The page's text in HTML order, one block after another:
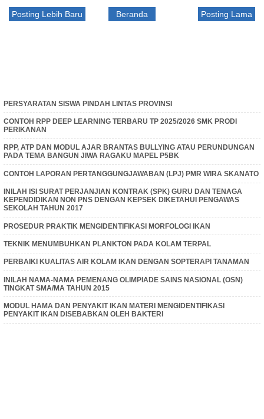
Posting Lebih Baru Posting Lama
Beranda
PERSYARATAN SISWA PINDAH LINTAS PROVINSI
CONTOH RPP DEEP LEARNING TERBARU TP 2025/2026 SMK PRODI
PERIKANAN
RPP, ATP DAN MODUL AJAR BRANTAS BULLYING ATAU PERUNDUNGAN
PADA TEMA BANGUN JIWA RAGAKU MAPEL P5BK
CONTOH LAPORAN PERTANGGUNGJAWABAN (LPJ) PMR WIRA SKANATO
INILAH ISI SURAT PERJANJIAN KONTRAK (SPK) GURU DAN TENAGA
KEPENDIDIKAN NON PNS DENGAN KEPSEK DIKETAHUI PENGAWAS
SEKOLAH TAHUN 2017
PROSEDUR PRAKTIK MENGIDENTIFIKASI MORFOLOGI IKAN
TEKNIK MENUMBUHKAN PLANKTON PADA KOLAM TERPAL
PERBAIKI KUALITAS AIR KOLAM IKAN DENGAN SOPTERAPI TANAMAN
INILAH NAMA-NAMA PEMENANG OLIMPIADE SAINS NASIONAL (OSN)
TINGKAT SMA/MA TAHUN 2015
MODUL HAMA DAN PENYAKIT IKAN MATERI MENGIDENTIFIKASI
PENYAKIT IKAN DISEBABKAN OLEH BAKTERI